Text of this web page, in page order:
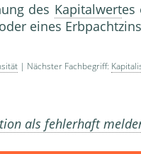
des Kapitalwertes
eines
| Nächster Fachbegriff:
als fehlerhaft